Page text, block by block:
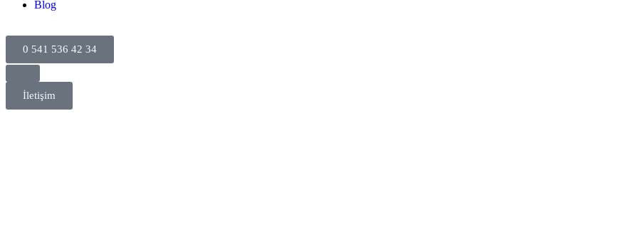
Blog
0 541 536 42 34
İletişim